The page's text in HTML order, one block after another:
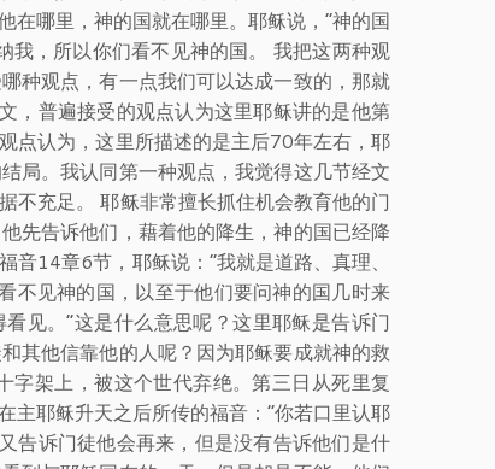
在哪里，神的国就在哪里。耶稣说，“神的国
我，所以你们看不见神的国。 我把这两种观
种观点，有一点我们可以达成一致的，那就
，普遍接受的观点认为这里耶稣讲的是他第
点认为，这里所描述的是主后70年左右，耶
局。我认同第一种观点，我觉得这几节经文
不充足。 耶稣非常擅长抓住机会教育他的门
先告诉他们，藉着他的降生，神的国已经降
14章6节，耶稣说：“我就是道路、真理、
不见神的国，以至于他们要问神的国几时来
见。”这是什么意思呢？这里耶稣是告诉门
其他信靠他的人呢？因为耶稣要成就神的救
架上，被这个世代弃绝。第三日从死里复
主耶稣升天之后所传的福音：“你若口里认耶
告诉门徒他会再来，但是没有告诉他们是什